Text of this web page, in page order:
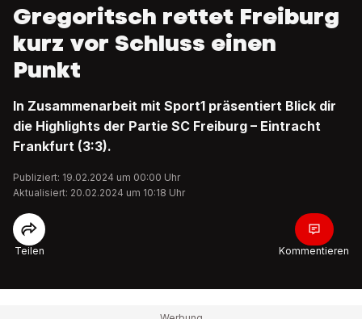
Gregoritsch rettet Freiburg
kurz vor Schluss einen
Punkt
In Zusammenarbeit mit Sport1 präsentiert Blick dir
die Highlights der Partie SC Freiburg – Eintracht
Frankfurt (3:3).
Publiziert: 19.02.2024 um 00:00 Uhr
Aktualisiert: 20.02.2024 um 10:18 Uhr
Teilen Kommentieren